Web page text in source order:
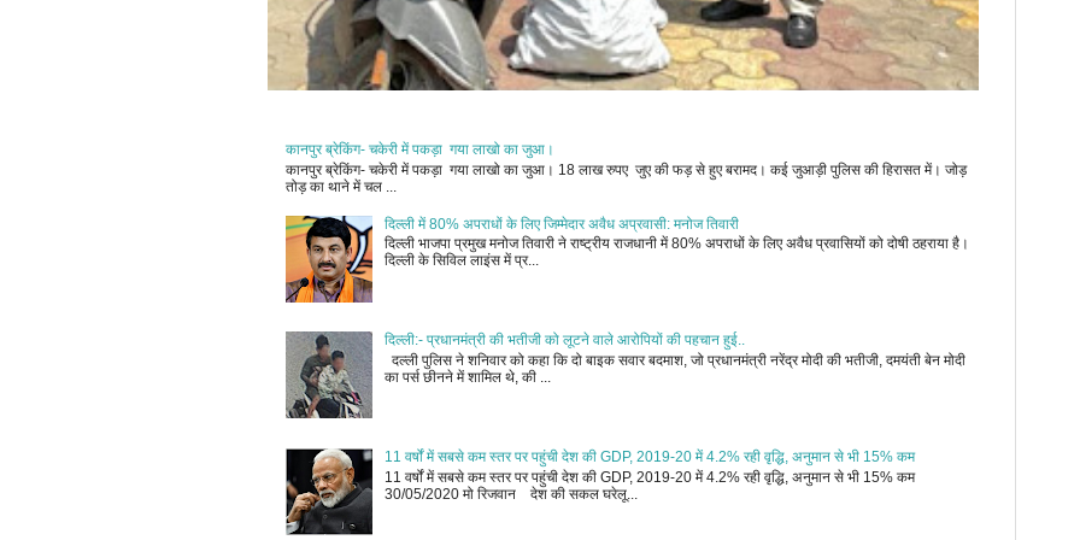
कानपुर ब्रेकिंग- चकेरी में पकड़ा गया लाखो का जुआ।
कानपुर ब्रेकिंग- चकेरी में पकड़ा गया लाखो का जुआ। 18 लाख रुपए जुए की फड़ से हुए बरामद। कई जुआड़ी पुलिस की हिरासत में। जोड़
तोड़ का थाने में चल ...
दिल्ली में 80% अपराधों के लिए जिम्मेदार अवैध अप्रवासी: मनोज तिवारी
दिल्ली भाजपा प्रमुख मनोज तिवारी ने राष्ट्रीय राजधानी में 80% अपराधों के लिए अवैध प्रवासियों को दोषी ठहराया है।
दिल्ली के सिविल लाइंस में प्र...
दिल्ली:- प्रधानमंत्री की भतीजी को लूटने वाले आरोपियों की पहचान हुई..
दल्ली पुलिस ने शनिवार को कहा कि दो बाइक सवार बदमाश, जो प्रधानमंत्री नरेंद्र मोदी की भतीजी, दमयंती बेन मोदी
का पर्स छीनने में शामिल थे, की ...
11 वर्षों में सबसे कम स्तर पर पहुंची देश की GDP, 2019-20 में 4.2% रही वृद्धि, अनुमान से भी 15% कम
11 वर्षों में सबसे कम स्तर पर पहुंची देश की GDP, 2019-20 में 4.2% रही वृद्धि, अनुमान से भी 15% कम
30/05/2020 मो रिजवान देश की सकल घरेलू...